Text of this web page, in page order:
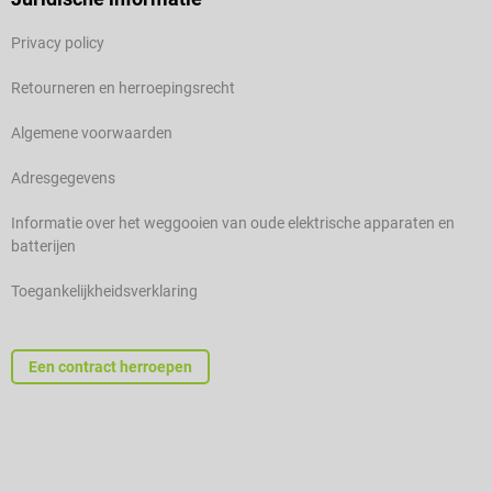
Privacy policy
Retourneren en herroepingsrecht
Algemene voorwaarden
Adresgegevens
Informatie over het weggooien van oude elektrische apparaten en
batterijen
Toegankelijkheidsverklaring
Een contract herroepen